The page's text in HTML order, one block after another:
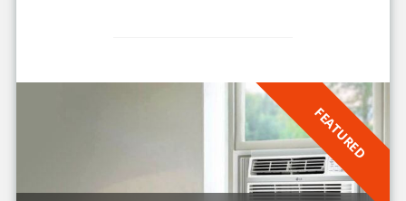
FEATURED